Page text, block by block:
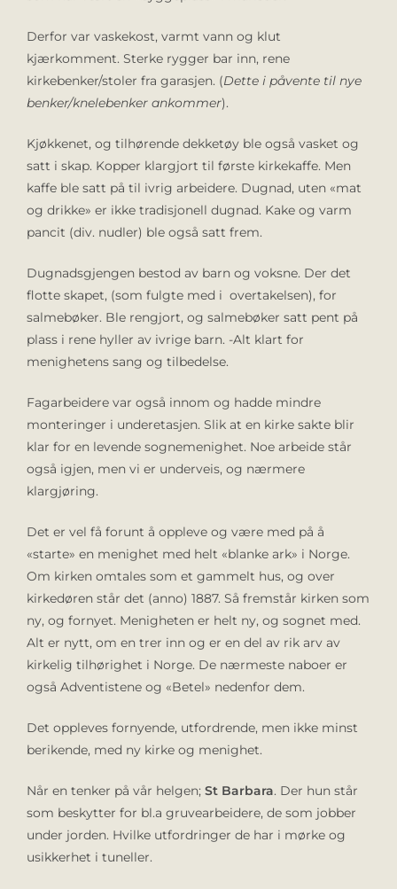
Derfor var vaskekost, varmt vann og klut
kjærkomment. Sterke rygger bar inn, rene
kirkebenker/stoler fra garasjen. (Dette i påvente til nye
benker/knelebenker ankommer).
Kjøkkenet, og tilhørende dekketøy ble også vasket og
satt i skap. Kopper klargjort til første kirkekaffe. Men
kaffe ble satt på til ivrig arbeidere. Dugnad, uten «mat
og drikke» er ikke tradisjonell dugnad. Kake og varm
pancit (div. nudler) ble også satt frem.
Dugnadsgjengen bestod av barn og voksne. Der det
flotte skapet, (som fulgte med i overtakelsen), for
salmebøker. Ble rengjort, og salmebøker satt pent på
plass i rene hyller av ivrige barn. -Alt klart for
menighetens sang og tilbedelse.
Fagarbeidere var også innom og hadde mindre
monteringer i underetasjen. Slik at en kirke sakte blir
klar for en levende sognemenighet. Noe arbeide står
også igjen, men vi er underveis, og nærmere
klargjøring.
Det er vel få forunt å oppleve og være med på å
«starte» en menighet med helt «blanke ark» i Norge.
Om kirken omtales som et gammelt hus, og over
kirkedøren står det (anno) 1887. Så fremstår kirken som
ny, og fornyet. Menigheten er helt ny, og sognet med.
Alt er nytt, om en trer inn og er en del av rik arv av
kirkelig tilhørighet i Norge. De nærmeste naboer er
også Adventistene og «Betel» nedenfor dem.
Det oppleves fornyende, utfordrende, men ikke minst
berikende, med ny kirke og menighet.
Når en tenker på vår helgen; St Barbara. Der hun står
som beskytter for bl.a gruvearbeidere, de som jobber
under jorden. Hvilke utfordringer de har i mørke og
usikkerhet i tuneller.